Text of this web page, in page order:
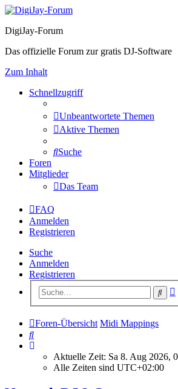
DigiJay-Forum
Das offizielle Forum zur gratis DJ-Software
Zum Inhalt
Schnellzugriff
Unbeantwortete Themen
Aktive Themen
Suche
Foren
Mitglieder
Das Team
FAQ
Anmelden
Registrieren
Suche
Anmelden
Registrieren
Foren-Übersicht Midi Mappings
Suche
Aktuelle Zeit: Sa 8. Aug 2026,
Alle Zeiten sind UTC+02:00